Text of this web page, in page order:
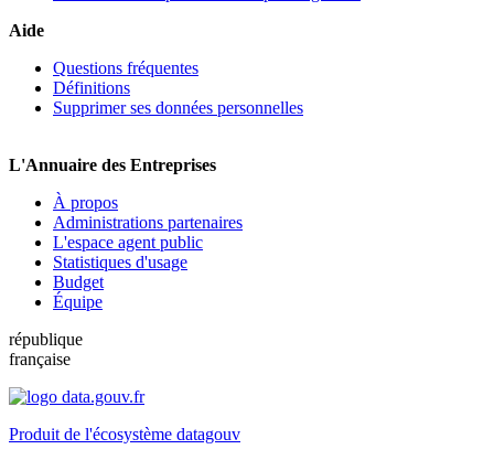
Aide
Questions fréquentes
Définitions
Supprimer ses données personnelles
L'Annuaire des Entreprises
À propos
Administrations partenaires
L'espace agent public
Statistiques d'usage
Budget
Équipe
république
française
Produit de l'écosystème datagouv